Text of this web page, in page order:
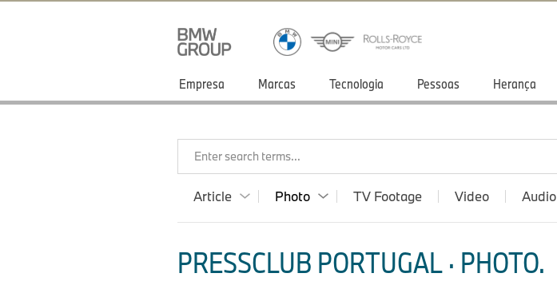
Empresa Marcas Tecnologia Pessoas Herança
Enter search terms...
Article Photo TV Footage Video Audio
PRESSCLUB PORTUGAL · PHOTO.